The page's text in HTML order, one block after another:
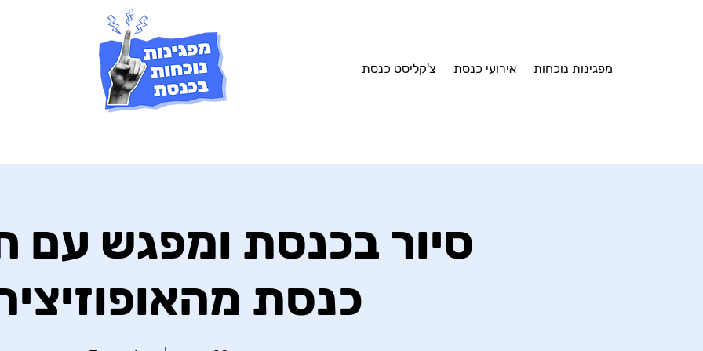
מפגינות נוכחות אירועי כנסת צ'קליסט כנסת
סיור בכנסת ומפגש
כנסת